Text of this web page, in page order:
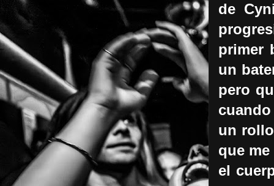
de
primer
un
pero
un
que
el